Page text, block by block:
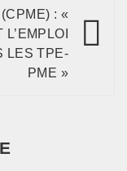
: «
L’EMPLOI
LES TPE-
PME »